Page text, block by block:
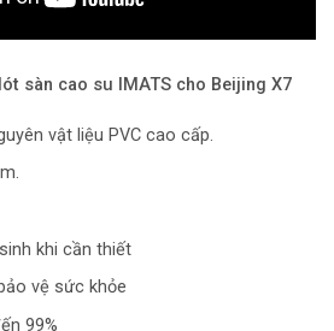
sàn cao su IMATS cho Beijing X7
vật liệu PVC cao cấp.
khi cần thiết
vệ sức khỏe
99%